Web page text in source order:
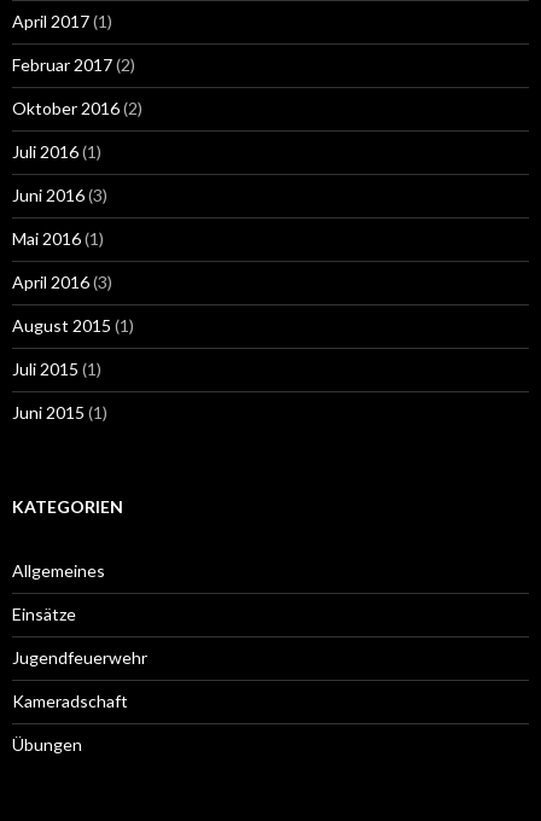
April 2017(1)
Februar 2017(2)
Oktober 2016(2)
Juli 2016(1)
Juni 2016(3)
Mai 2016(1)
April 2016(3)
August 2015 (1)
Juli 2015 (1)
Juni 2015 (1)
KATEGORIEN
Allgemeines
Einsätze
Jugendfeuerwehr
Kameradschaft
Übungen